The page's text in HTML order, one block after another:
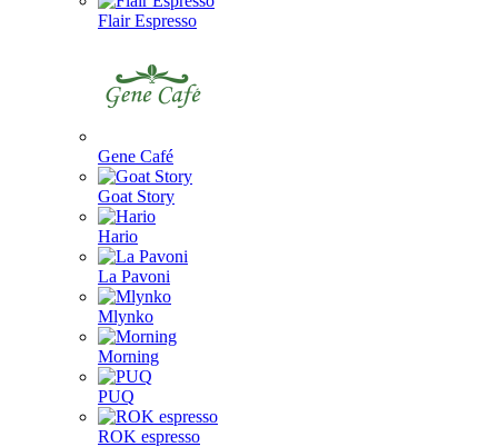
Flair Espresso
Gene Café
Goat Story
Hario
La Pavoni
Mlynko
Morning
PUQ
ROK espresso